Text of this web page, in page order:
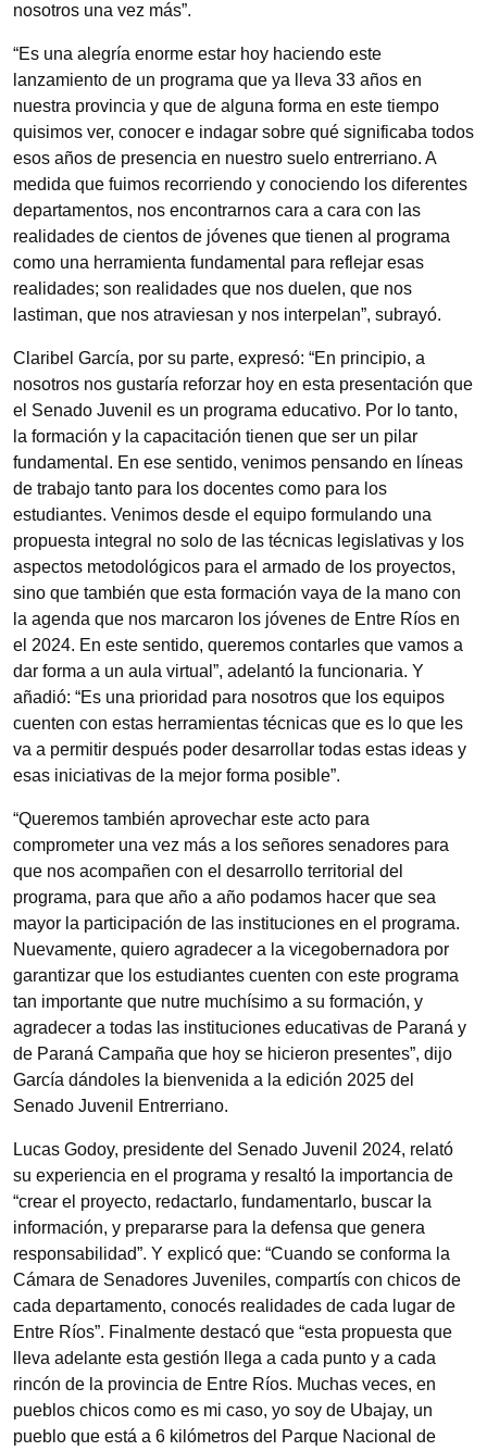
nosotros una vez más”.
“Es una alegría enorme estar hoy haciendo este
lanzamiento de un programa que ya lleva 33 años en
nuestra provincia y que de alguna forma en este tiempo
quisimos ver, conocer e indagar sobre qué significaba todos
esos años de presencia en nuestro suelo entrerriano. A
medida que fuimos recorriendo y conociendo los diferentes
departamentos, nos encontrarnos cara a cara con las
realidades de cientos de jóvenes que tienen al programa
como una herramienta fundamental para reflejar esas
realidades; son realidades que nos duelen, que nos
lastiman, que nos atraviesan y nos interpelan”, subrayó.
Claribel García, por su parte, expresó: “En principio, a
nosotros nos gustaría reforzar hoy en esta presentación que
el Senado Juvenil es un programa educativo. Por lo tanto,
la formación y la capacitación tienen que ser un pilar
fundamental. En ese sentido, venimos pensando en líneas
de trabajo tanto para los docentes como para los
estudiantes. Venimos desde el equipo formulando una
propuesta integral no solo de las técnicas legislativas y los
aspectos metodológicos para el armado de los proyectos,
sino que también que esta formación vaya de la mano con
la agenda que nos marcaron los jóvenes de Entre Ríos en
el 2024. En este sentido, queremos contarles que vamos a
dar forma a un aula virtual”, adelantó la funcionaria. Y
añadió: “Es una prioridad para nosotros que los equipos
cuenten con estas herramientas técnicas que es lo que les
va a permitir después poder desarrollar todas estas ideas y
esas iniciativas de la mejor forma posible”.
“Queremos también aprovechar este acto para
comprometer una vez más a los señores senadores para
que nos acompañen con el desarrollo territorial del
programa, para que año a año podamos hacer que sea
mayor la participación de las instituciones en el programa.
Nuevamente, quiero agradecer a la vicegobernadora por
garantizar que los estudiantes cuenten con este programa
tan importante que nutre muchísimo a su formación, y
agradecer a todas las instituciones educativas de Paraná y
de Paraná Campaña que hoy se hicieron presentes”, dijo
García dándoles la bienvenida a la edición 2025 del
Senado Juvenil Entrerriano.
Lucas Godoy, presidente del Senado Juvenil 2024, relató
su experiencia en el programa y resaltó la importancia de
“crear el proyecto, redactarlo, fundamentarlo, buscar la
información, y prepararse para la defensa que genera
responsabilidad”. Y explicó que: “Cuando se conforma la
Cámara de Senadores Juveniles, compartís con chicos de
cada departamento, conocés realidades de cada lugar de
Entre Ríos”. Finalmente destacó que “esta propuesta que
lleva adelante esta gestión llega a cada punto y a cada
rincón de la provincia de Entre Ríos. Muchas veces, en
pueblos chicos como es mi caso, yo soy de Ubajay, un
pueblo que está a 6 kilómetros del Parque Nacional de